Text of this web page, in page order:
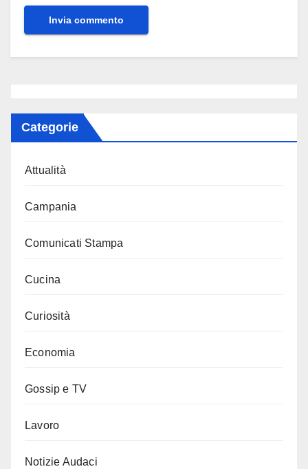
Categorie
Attualità
Campania
Comunicati Stampa
Cucina
Curiosità
Economia
Gossip e TV
Lavoro
Notizie Audaci